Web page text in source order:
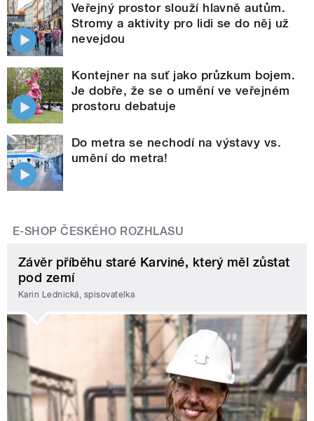
Veřejný prostor slouží hlavně autům.
Stromy a aktivity pro lidi se do něj už
nevejdou
Kontejner na suť jako průzkum bojem.
Je dobře, že se o umění ve veřejném
prostoru debatuje
Do metra se nechodí na výstavy vs.
umění do metra!
E-SHOP ČESKÉHO ROZHLASU
Závěr příběhu staré Karviné, který měl zůstat
pod zemí
Karin Lednická, spisovatelka